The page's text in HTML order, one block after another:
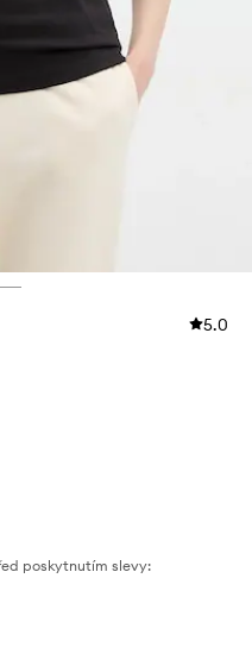
5.0
poskytnutím slevy: